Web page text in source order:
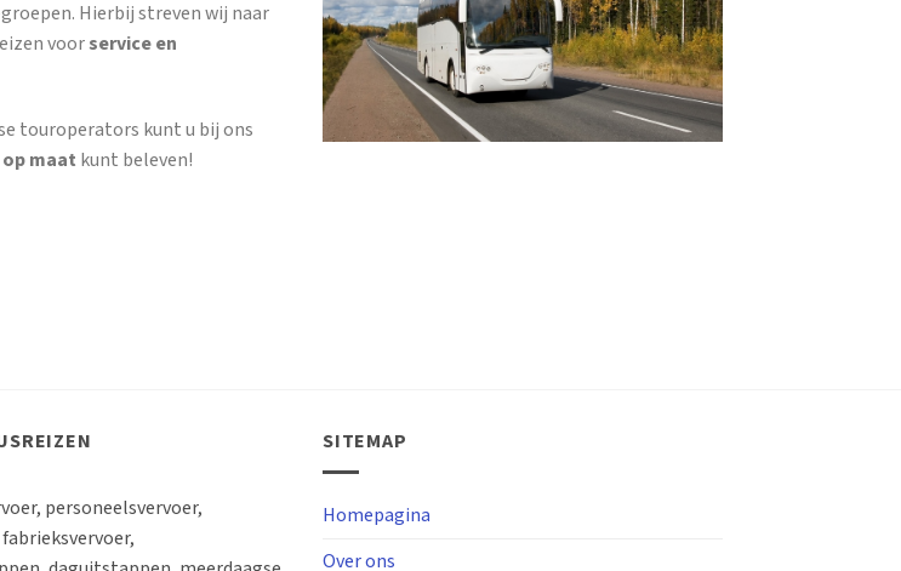
Hierbij streven wij naar
voorservice en
touroperators kunt u bij ons
maat kunt beleven!
personeelsvervoer,
SITEMAP
Homepagina
Over ons